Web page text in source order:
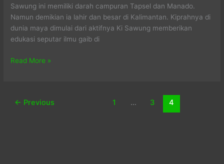
Sawung ini memiliki darah campuran Tapsel dan Manado.
Namun demikian ia lahir dan besar di Kalimantan. Kiprahnya di
dunia maya dimulai dari aktifnya Ki Sawung memberikan
edukasi seputar ilmu gaib di
Kisawung
Read More »
← Previous 1 … 3 4